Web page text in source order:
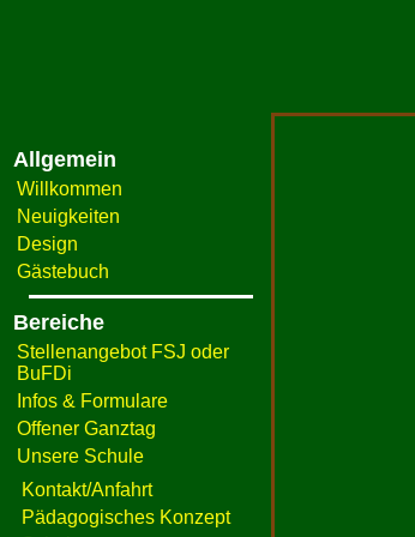
Allgemein
Willkommen
Neuigkeiten
Design
Gästebuch
Bereiche
Stellenangebot FSJ oder
BuFDi
Infos & Formulare
Offener Ganztag
Unsere Schule
Kontakt/Anfahrt
Pädagogisches Konzept